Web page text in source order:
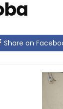
Share on